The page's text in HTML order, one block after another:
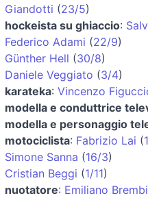
Giandotti (23/5)
hockeista su ghiaccio:
Federico Adami (22/9)
Günther Hell (30/8)
Daniele Veggiato (3/4)
karateka: Vincenzo
modella e conduttrice
modella e personaggio
motociclista: Fabrizio Lai (
Simone Sanna (16/3)
Cristian Beggi (1/11)
nuotatore: Emiliano